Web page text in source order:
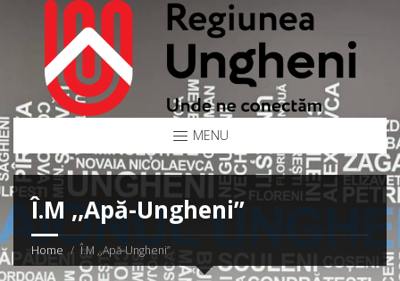
MENU
Î.M ,,Apă-Ungheni”
Home Î.M ,,Apă-Ungheni”